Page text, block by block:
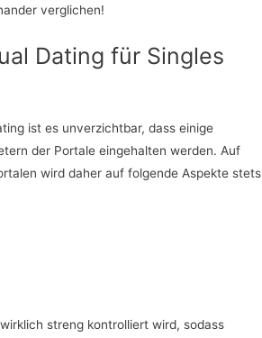
verglichen!
Dating für Singles
ist es unverzichtbar, dass einige
der Portale eingehalten werden. Auf
wird daher auf folgende Aspekte stets
streng kontrolliert wird, sodass